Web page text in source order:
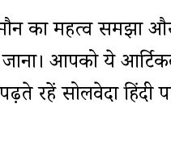
का महत्व समझा और
आपको ये
रहें सोलवेदा हिंदी